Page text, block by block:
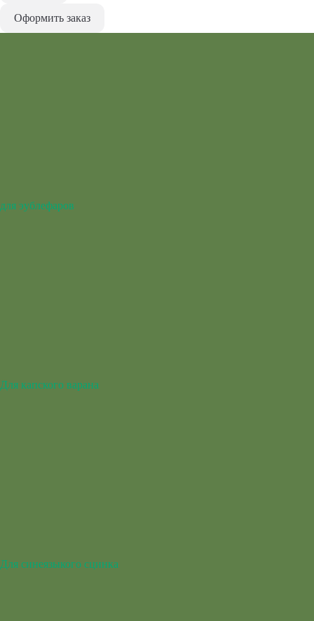
Оформить заказ
для эублефаров
Для капского варана
Для синеязыкого сцинка